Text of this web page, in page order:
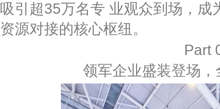
吸引超35万名专 业观众到场，成
资源对接的核心枢纽。
Part
领军企业盛装登场